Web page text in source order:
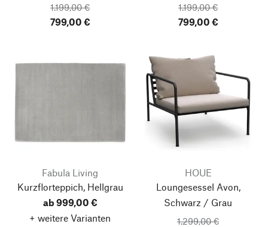
1.199,00 €
799,00 €
1.199,00 €
799,00 €
Fabula Living
Kurzflorteppich, Hellgrau
ab 999,00 €
+ weitere Varianten
HOUE
Loungesessel Avon,
Schwarz / Grau
1.299,00 €